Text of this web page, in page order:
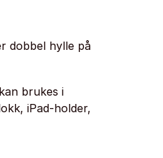
dobbel hylle på
brukes i
iPad-holder,